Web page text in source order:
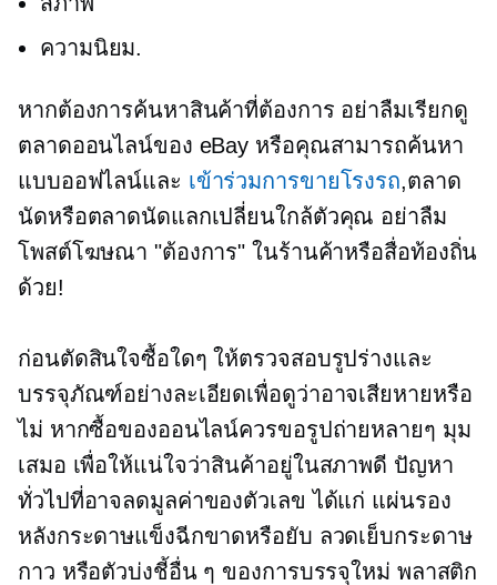
ความนิยม.
หากต้องการค้นหาสินค้าที่ต้องการ อย่าลืมเรียกดู
ตลาดออนไลน์ของ eBay หรือคุณสามารถค้นหา
แบบออฟไลน์และ เข้าร่วมการขายโรงรถ,ตลาด
นัดหรือตลาดนัดแลกเปลี่ยนใกล้ตัวคุณ อย่าลืม
โพสต์โฆษณา "ต้องการ" ในร้านค้าหรือสื่อท้องถิ่น
ด้วย!
ก่อนตัดสินใจซื้อใดๆ ให้ตรวจสอบรูปร่างและ
บรรจุภัณฑ์อย่างละเอียดเพื่อดูว่าอาจเสียหายหรือ
ไม่ หากซื้อของออนไลน์ควรขอรูปถ่ายหลายๆ มุม
เสมอ เพื่อให้แน่ใจว่าสินค้าอยู่ในสภาพดี ปัญหา
ทั่วไปที่อาจลดมูลค่าของตัวเลข ได้แก่ แผ่นรอง
หลังกระดาษแข็งฉีกขาดหรือยับ ลวดเย็บกระดาษ
กาว หรือตัวบ่งชี้อื่น ๆ ของการบรรจุใหม่ พลาสติก